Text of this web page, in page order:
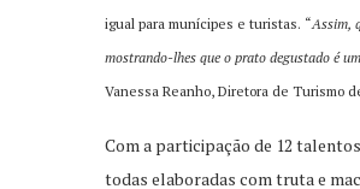
igual para munícipes e turistas. “Assim,
mostrando-lhes que o prato degustado é
Vanessa Reanho, Diretora de Turismo
Com a participação de 12
todas elaboradas com truta e